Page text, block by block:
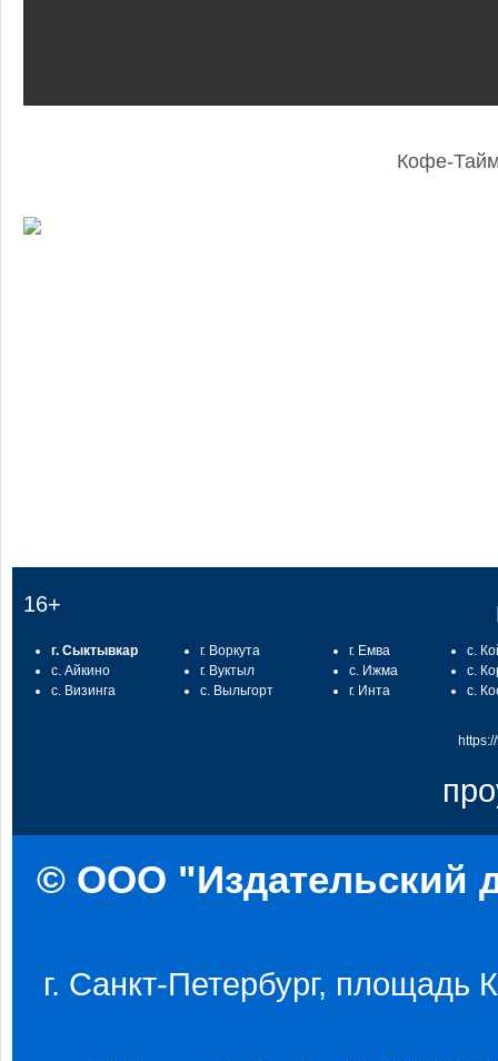
Кофе-
16+
г. Сыктывкар
с. Айкино
с. Визинга
г. Воркута
г. Вуктыл
с. Выльгорт
г. Емва
с. Ижма
г. Инта
с.
с.
с.
© ООО "Издательский
г. Санкт-Петербург, площадь